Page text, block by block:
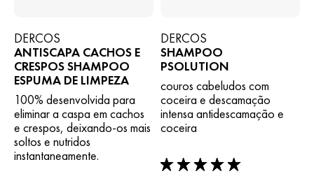
DERCOS
ANTISCAPA CACHOS E
CRESPOS SHAMPOO
ESPUMA DE LIMPEZA
100% desenvolvida para
eliminar a caspa em cachos
e crespos, deixando-os mais
soltos e nutridos
instantaneamente.
DERCOS
SHAMPOO
PSOLUTION
couros cabeludos com
coceira e descamação
intensa antidescamação e
coceira
5/5